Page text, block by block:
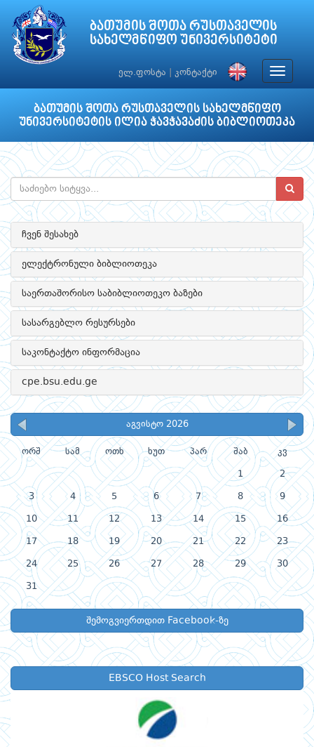
ბათუმის შოთა რუსთაველის
სახელმწიფო უნივერსიტეტი
ელ.ფოსტა კონტაქტი
Toggle
ბათუმის შოთა რუსთაველის სახელმწიფო
უნივერსიტეტის ილია ჭავჭავაძის ბიბლიოთეკა
ჩვენ შესახებ
ელექტრონული ბიბლიოთეკა
საერთაშორისო საბიბლიოთეკო ბაზები
სასარგებლო რესურსები
საკონტაქტო ინფორმაცია
cpe.bsu.edu.ge
აგვისტო 2026
ორშ სამ ოთხ ხუთ პარ შაბ კვ
1 2
3 4 5 6 7 8 9
10 11 12 13 14 15 16
17 18 19 20 21 22 23
24 25 26 27 28 29 30
31
შემოგვიერთდით Facebook-ზე
EBSCO Host Search